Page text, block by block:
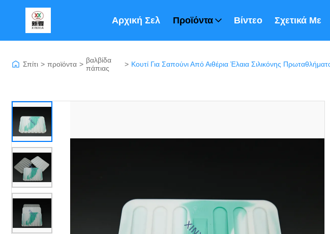
Αρχική ΣελίδαΠροϊόντα Βίντεο Σχετικά Με
Σπίτι > προϊόντα > βαλβίδα
πάπιας
>